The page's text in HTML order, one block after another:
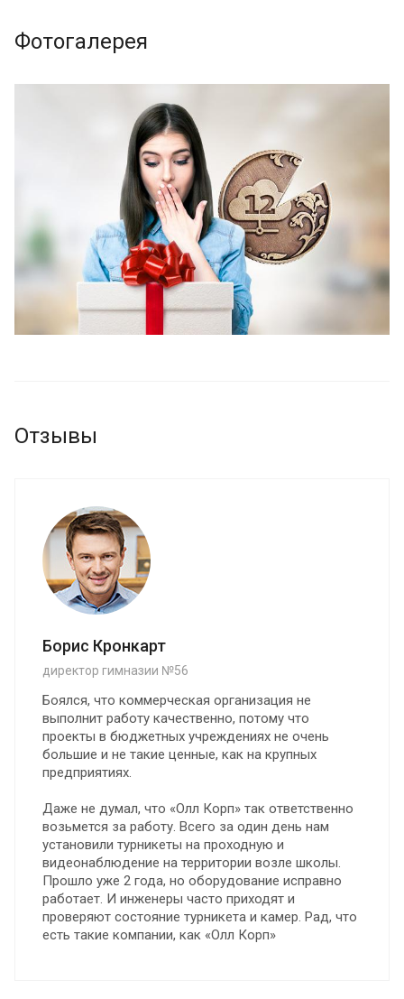
Фотогалерея
Отзывы
Борис Кронкарт
директор гимназии №56
Боялся, что коммерческая организация не
выполнит работу качественно, потому что
проекты в бюджетных учреждениях не очень
большие и не такие ценные, как на крупных
предприятиях.
Даже не думал, что «Олл Корп» так ответственно
возьмется за работу. Всего за один день нам
установили турникеты на проходную и
видеонаблюдение на территории возле школы.
Прошло уже 2 года, но оборудование исправно
работает. И инженеры часто приходят и
проверяют состояние турникета и камер. Рад, что
есть такие компании, как «Олл Корп»